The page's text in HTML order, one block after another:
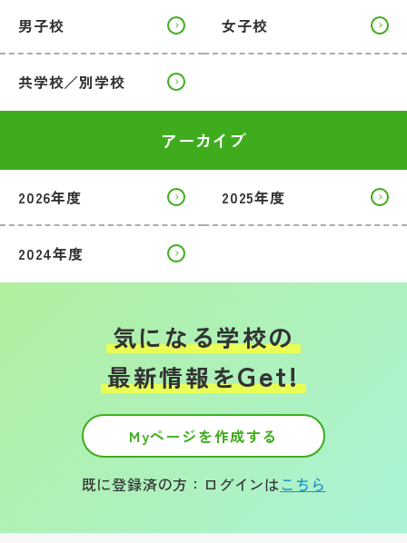
男子校 女子校
共学校／別学校
アーカイブ
2026年度 2025年度
2024年度
気になる学校の
最新情報をGet!
Myページを作成する
既に登録済の方：ログインはこちら